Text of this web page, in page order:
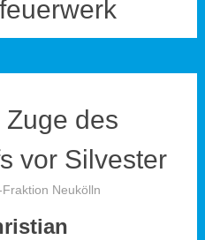
des
vor Silvester
Fraktion Neukölln